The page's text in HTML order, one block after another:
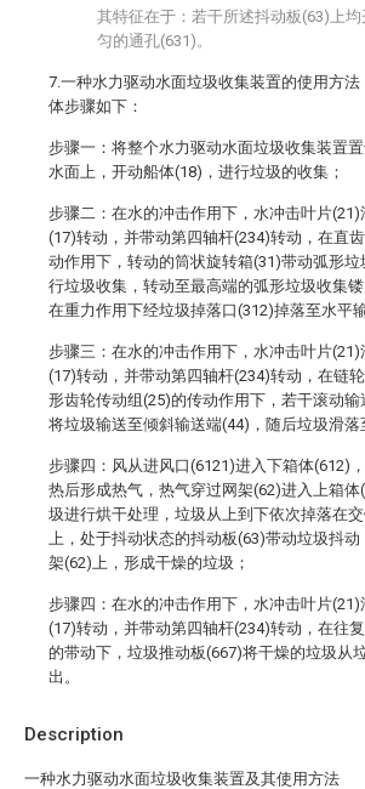
Description
一种水力驱动水面垃圾收集装置及其使用方法
其特征在于：若干所述抖动板(63)上
匀的通孔(631)。
7.一种水力驱动水面垃圾收集装置的使用方
体步骤如下：
步骤一：将整个水力驱动水面垃圾收集装置
水面上，开动船体(18)，进行垃圾的收集；
步骤二：在水的冲击作用下，水冲击叶片(21)
(17)转动，并带动第四轴杆(234)转动，在直
动作用下，转动的筒状旋转箱(31)带动弧形
行垃圾收集，转动至最高端的弧形垃圾收集
在重力作用下经垃圾掉落口(312)掉落至水平
步骤三：在水的冲击作用下，水冲击叶片(21)
(17)转动，并带动第四轴杆(234)转动，在链
形齿轮传动组(25)的传动作用下，若干滚动输
将垃圾输送至倾斜输送端(44)，随后垃圾滑落
步骤四：风从进风口(6121)进入下箱体(612)
热后形成热气，热气穿过网架(62)进入上箱
圾进行烘干处理，垃圾从上到下依次掉落在
上，处于抖动状态的抖动板(63)带动垃圾抖动
架(62)上，形成干燥的垃圾；
步骤四：在水的冲击作用下，水冲击叶片(21)
(17)转动，并带动第四轴杆(234)转动，在往
的带动下，垃圾推动板(667)将干燥的垃圾从
出。